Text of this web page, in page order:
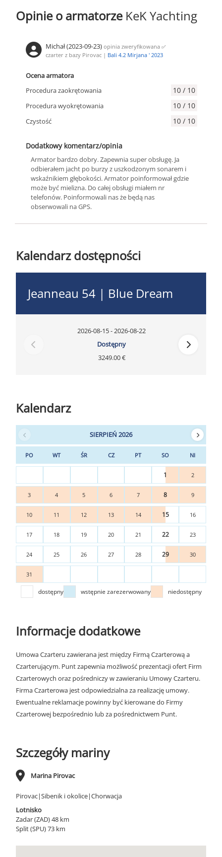
Opinie o armatorze KeK Yachting
Michał (2023-09-23) opinia zweryfikowana ✅
czarter z bazy Pirovac | Bali 4.2 Mirjana ' 2023
Ocena armatora
Procedura zaokrętowania
10 / 10
Procedura wyokrętowania 10 / 10
Czystość 10 / 10
Dodatkowy komentarz/opinia
Armator bardzo dobry. Zapewnia super obsługę. Ja
odbierałem jacht po burzy z uszkodzonym sonarem i
wskaźnikiem głębokości. Armator poinformował gdzie
może być mielizna. Do całej obsługi miałem nr
telefonów. Poinformowali nas że będą nas
obserwowali na GPS.
Kalendarz dostępności
Jeanneau 54 | Blue Dream
2026-08-15 - 2026-08-22
Dostępny
3249.00 €
Kalendarz
SIERPIEŃ 2026
PO WT ŚR CZ PT SO NI
1 2
3 4 5 6 7 8 9
10 11 12 13 14 15 16
17 18 19 20 21 22 23
24 25 26 27 28 29 30
31
dostępny wstępnie zarezerwowany niedostępny
Informacje dodatkowe
Umowa Czarteru zawierana jest między Firmą Czarterową a
Czarterującym. Punt zapewnia możliwość prezentacji ofert Firm
Czarterowych oraz pośredniczy w zawieraniu Umowy Czarteru.
Firma Czarterowa jest odpowiedzialna za realizację umowy.
Ewentualne reklamacje powinny być kierowane do Firmy
Czarterowej bezpośrednio lub za pośrednictwem Punt.
Szczegóły mariny
Marina Pirovac
Pirovac|Sibenik i okolice|Chorwacja
Lotnisko
Zadar (ZAD) 48 km
Split (SPU) 73 km